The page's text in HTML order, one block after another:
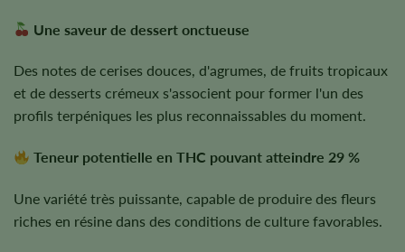
Une saveur de dessert onctueuse
Des notes de cerises douces, d'agrumes, de fruits tropicaux
et de desserts crémeux s'associent pour former l'un des
profils terpéniques les plus reconnaissables du moment.
Teneur potentielle en THC pouvant atteindre 29 %
Une variété très puissante, capable de produire des fleurs
riches en résine dans des conditions de culture favorables.